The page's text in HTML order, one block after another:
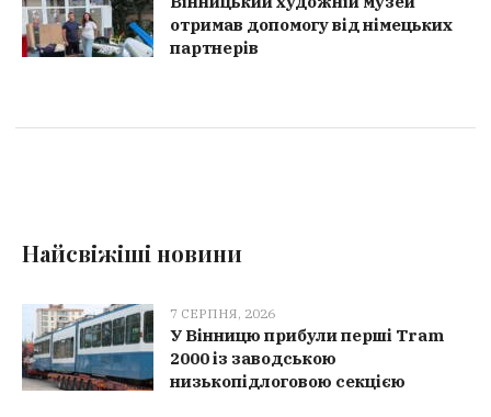
отримав допомогу від німецьких
партнерів
Найсвіжіші новини
7 СЕРПНЯ, 2026
У Вінницю прибули перші Tram
2000 із заводською
низькопідлоговою секцією